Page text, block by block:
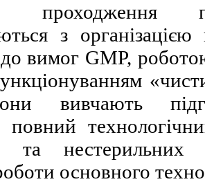
з
вимог GMP,
вивчають
повний
та
основного